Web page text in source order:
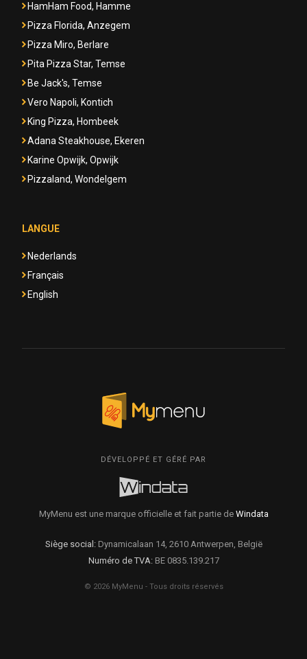
HamHam Food, Hamme
Pizza Florida, Anzegem
Pizza Miro, Berlare
Pita Pizza Star, Temse
Be Jack's, Temse
Vero Napoli, Kontich
King Pizza, Hombeek
Adana Steakhouse, Ekeren
Karine Opwijk, Opwijk
Pizzaland, Wondelgem
LANGUE
Nederlands
Français
English
DÉVELOPPÉ ET GÉRÉ PAR
MyMenu est une marque officielle et fait partie de Windata
Siège social:Dynamicalaan 14, 2610 Antwerpen, België
Numéro de TVA:BE 0835.139.217
© 2026 MyMenu - Tous droits réservés